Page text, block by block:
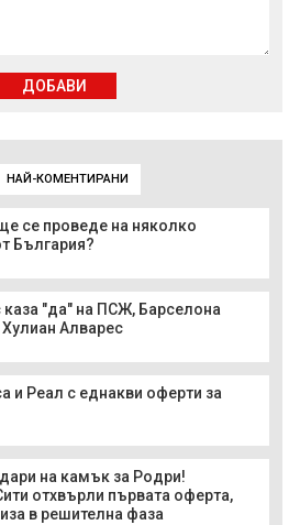
НАЙ-КОМЕНТИРАНИ
се проведе на няколко
България?
каза "да" на ПСЖ, Барселона
Хулиан Алварес
и Реал с еднакви оферти за
на камък за Родри!
отхвърли първата оферта,
в решителна фаза
ДОБАВИ